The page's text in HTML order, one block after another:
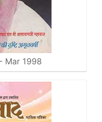
Mar 1998